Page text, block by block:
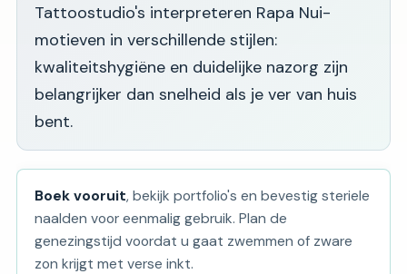
Tattoostudio's interpreteren Rapa Nui-
motieven in verschillende stijlen:
kwaliteitshygiëne en duidelijke nazorg zijn
belangrijker dan snelheid als je ver van huis
bent.
Boek vooruit, bekijk portfolio's en bevestig steriele
naalden voor eenmalig gebruik. Plan de
genezingstijd voordat u gaat zwemmen of zware
zon krijgt met verse inkt.